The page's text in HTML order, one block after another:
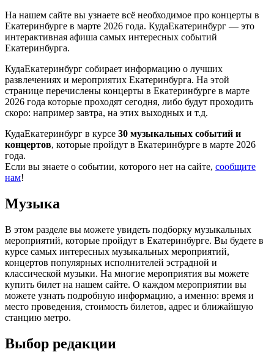
На нашем сайте вы узнаете всё необходимое про концерты в
Екатеринбурге в марте 2026 года. КудаЕкатеринбург — это
интерактивная афиша самых интересных событий
Екатеринбурга.
КудаЕкатеринбург собирает информацию о лучших
развлечениях и мероприятих Екатеринбурга. На этой
странице перечислены концерты в Екатеринбурге в марте
2026 года которые проходят сегодня, либо будут проходить
скоро: например завтра, на этих выходных и т.д.
КудаЕкатеринбург в курсе 30 музыкальных событий и
концертов, которые пройдут в Екатеринбурге в марте 2026
года.
Если вы знаете о событии, которого нет на сайте, сообщите
нам!
Музыка
В этом разделе вы можете увидеть подборку музыкальных
мероприятий, которые пройдут в Екатеринбурге. Вы будете в
курсе самых интересных музыкальных мероприятий,
концертов популярных исполнителей эстрадной и
классической музыки. На многие мероприятия вы можете
купить билет на нашем сайте. О каждом мероприятии вы
можете узнать подробную информацию, а именно: время и
место проведения, стоимость билетов, адрес и ближайшую
станцию метро.
Выбор редакции